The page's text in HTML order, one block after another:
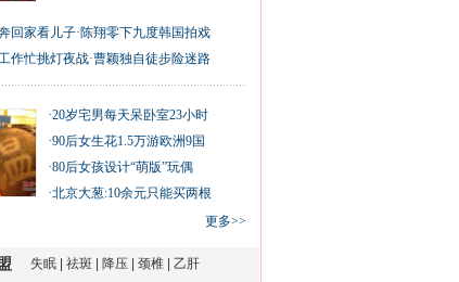
回家看儿子·陈翔零下九度韩国拍戏
作忙挑灯夜战·曹颖独自徒步险迷路
·20岁宅男每天呆卧室23小时
·90后女生花1.5万游欧洲9国
·80后女孩设计“萌版”玩偶
·北京大葱:10余元只能买两根
更多>>